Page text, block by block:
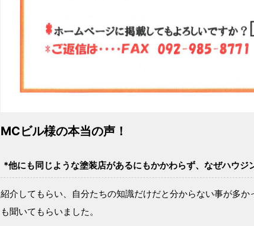
MCビル様の本当の声！
*他にも同じような塗装店があるにもかかわらず、なぜハウジ
紹介してもらい、自分たちの知識だけだと分からない事が多
も聞いてもらいました。